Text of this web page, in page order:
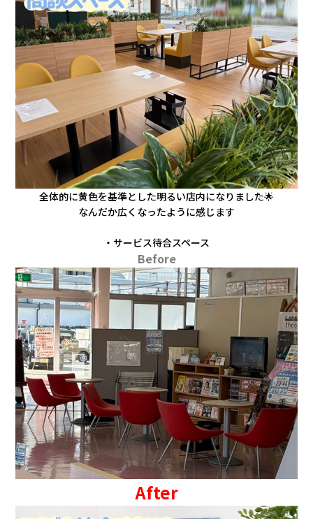
全体的に黄色を基準とした明るい店内になりました🌟
なんだか広くなったように感じます
・サービス待合スペース
Before
After